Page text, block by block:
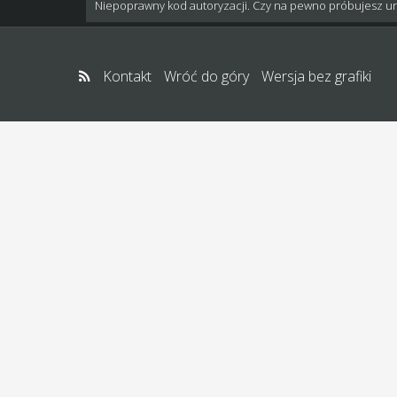
Niepoprawny kod autoryzacji. Czy na pewno próbujesz
Kontakt Wróć do góry Wersja bez grafiki